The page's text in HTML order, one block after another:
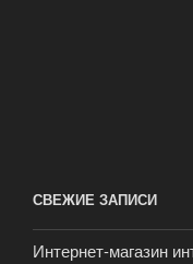
СВЕЖИЕ ЗАПИСИ
Интернет-магазин